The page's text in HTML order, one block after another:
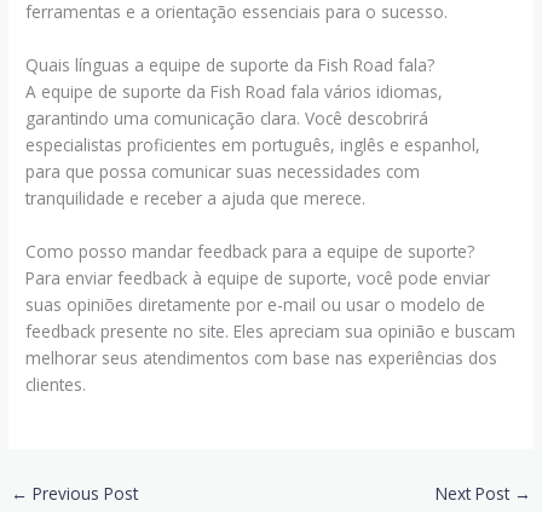
ferramentas e a orientação essenciais para o sucesso.
Quais línguas a equipe de suporte da Fish Road fala?
A equipe de suporte da Fish Road fala vários idiomas,
garantindo uma comunicação clara. Você descobrirá
especialistas proficientes em português, inglês e espanhol,
para que possa comunicar suas necessidades com
tranquilidade e receber a ajuda que merece.
Como posso mandar feedback para a equipe de suporte?
Para enviar feedback à equipe de suporte, você pode enviar
suas opiniões diretamente por e-mail ou usar o modelo de
feedback presente no site. Eles apreciam sua opinião e buscam
melhorar seus atendimentos com base nas experiências dos
clientes.
← Previous Post Next Post →